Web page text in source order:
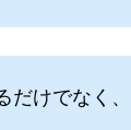
だけでなく